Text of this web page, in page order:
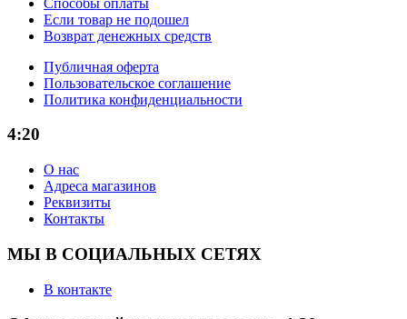
Если товар не подошел
Возврат денежных средств
Публичная оферта
Пользовательское соглашение
Политика конфиденциальности
4:20
О нас
Адреса магазинов
Реквизиты
Контакты
МЫ В СОЦИАЛЬНЫХ СЕТЯХ
В контакте